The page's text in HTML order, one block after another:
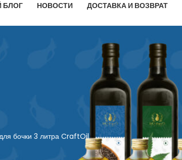
БЛОГ НОВОСТИ ДОСТАВКА И ВОЗВРАТ
бочки 3 литра CraftOil